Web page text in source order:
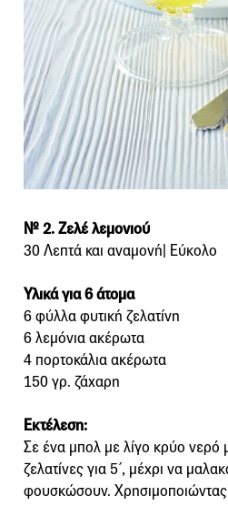
№ 2. Ζελέ λεμονιού
30 Λεπτά και αναμονή| Εύκολο
Υλικά για 6 άτομα
6 φύλλα φυτική ζελατίνη
6 λεμόνια ακέρωτα
4 πορτοκάλια ακέρωτα
150 γρ. ζάχαρη
Εκτέλεση:
Σε ένα μπολ µε λίγο κρύο νερό
ζελατίνες για 5΄, μέχρι να
φουσκώσουν. Χρησιµοποιώντας